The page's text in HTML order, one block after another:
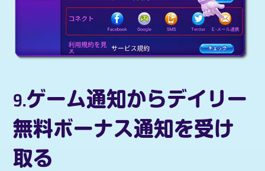
9.ゲーム通知からデイリー
無料ボーナス通知を受け
取る